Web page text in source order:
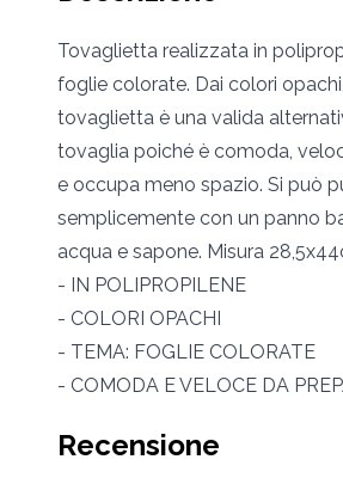
Tovaglietta realizzata in
foglie colorate. Dai colori
tovaglietta è una valida
tovaglia poiché è comoda,
e occupa meno spazio. Si può
semplicemente con un panno
acqua e sapone. Misura
- IN POLIPROPILENE
- COLORI OPACHI
- TEMA: FOGLIE COLORATE
- COMODA E VELOCE DA
Recensione